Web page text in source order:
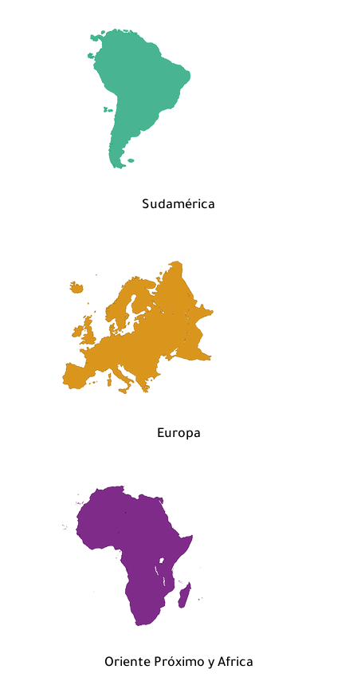
Sudamérica
Europa
Oriente Próximo y Africa